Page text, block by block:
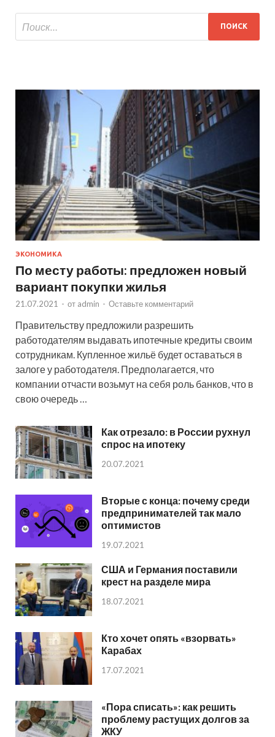
ЭКОНОМИКА
По месту работы: предложен новый
вариант покупки жилья
21.07.2021 - от admin - Оставьте комментарий
Правительству предложили разрешить
работодателям выдавать ипотечные кредиты своим
сотрудникам. Купленное жильё будет оставаться в
залоге у работодателя. Предполагается, что
компании отчасти возьмут на себя роль банков, что в
свою очередь …
Как отрезало: в России рухнул
спрос на ипотеку
20.07.2021
Вторые с конца: почему среди
предпринимателей так мало
оптимистов
19.07.2021
США и Германия поставили
крест на разделе мира
18.07.2021
Кто хочет опять «взорвать»
Карабах
17.07.2021
«Пора списать»: как решить
проблему растущих долгов за
ЖКУ